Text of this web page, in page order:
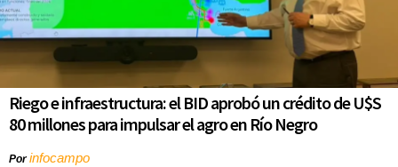
Riego e infraestructura: el BID aprobó un crédito de U$S
80 millones para impulsar el agro en Río Negro
Porinfocampo